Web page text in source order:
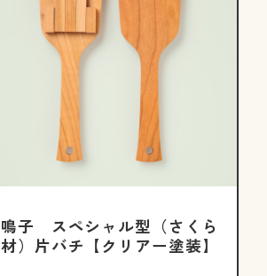
鳴子 スペシャル型（さくら
材）片バチ【クリアー塗装】